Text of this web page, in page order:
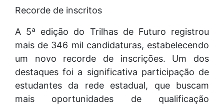
Recorde de inscritos
A 5ª edição do Trilhas de Futuro registrou
mais de 346 mil candidaturas, estabelecendo
um novo recorde de inscrições. Um dos
destaques foi a significativa participação de
estudantes da rede estadual, que buscam
mais oportunidades de qualificação